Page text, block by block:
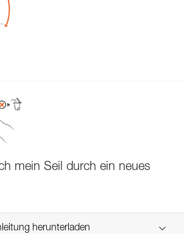
mein Seil durch ein neues
herunterladen